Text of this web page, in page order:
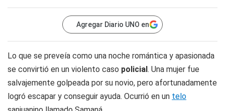
Agregar Diario UNO en
Lo que se preveía como una noche romántica y apasionada
se convirtió en un violento caso policial . Una mujer fue
salvajemente golpeada por su novio, pero afortunadamente
logró escapar y conseguir ayuda. Ocurrió en un telo